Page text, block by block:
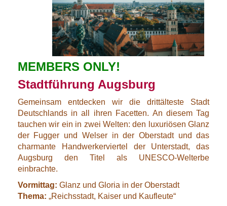
MEMBERS ONLY!
Stadtführung Augsburg
Gemeinsam entdecken wir die drittälteste Stadt
Deutschlands in all ihren Facetten. An diesem Tag
tauchen wir ein in zwei Welten: den luxuriösen Glanz
der Fugger und Welser in der Oberstadt und das
charmante Handwerkerviertel der Unterstadt, das
Augsburg den Titel als UNESCO-Welterbe
einbrachte.
Vormittag: Glanz und Gloria in der Oberstadt
Thema: „Reichsstadt, Kaiser und Kaufleute“